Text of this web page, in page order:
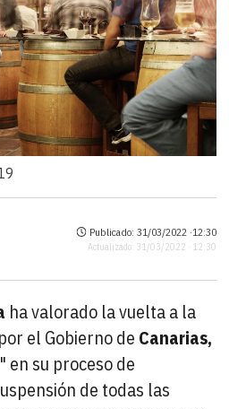
Publicado: 31/03/2022 ·12:30
Actualizado: 31/03/2022 · 12:30
ha valorado la vuelta a la
el Gobierno de Canarias,
en su proceso de
de todas las